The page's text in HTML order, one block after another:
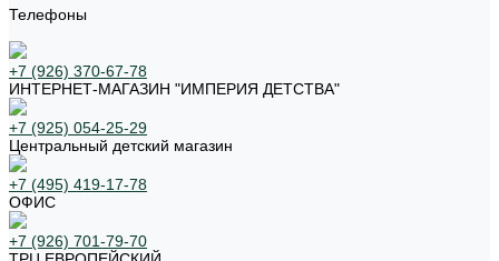
Телефоны
+7 (926) 370-67-78
ИНТЕРНЕТ-МАГАЗИН "ИМПЕРИЯ ДЕТСТВА"
+7 (925) 054-25-29
Центральный детский магазин
+7 (495) 419-17-78
ОФИС
+7 (926) 701-79-70